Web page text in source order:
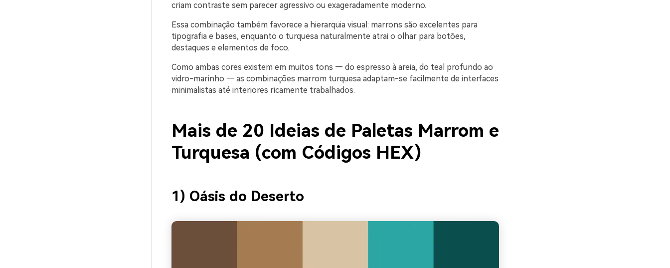
criam contraste sem parecer agressivo ou exageradamente moderno.
Essa combinação também favorece a hierarquia visual: marrons são excelentes para
tipografia e bases, enquanto o turquesa naturalmente atrai o olhar para botões,
destaques e elementos de foco.
Como ambas cores existem em muitos tons — do espresso à areia, do teal profundo ao
vidro-marinho — as combinações marrom turquesa adaptam-se facilmente de interfaces
minimalistas até interiores ricamente trabalhados.
Mais de 20 Ideias de Paletas Marrom e
Turquesa (com Códigos HEX)
1) Oásis do Deserto